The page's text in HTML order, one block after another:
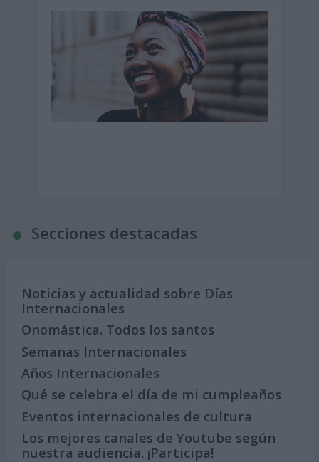
Secciones destacadas
Noticias y actualidad sobre Días
Internacionales
Onomástica. Todos los santos
Semanas Internacionales
Años Internacionales
Qué se celebra el día de mi cumpleaños
Eventos internacionales de cultura
Los mejores canales de Youtube según
nuestra audiencia. ¡Participa!